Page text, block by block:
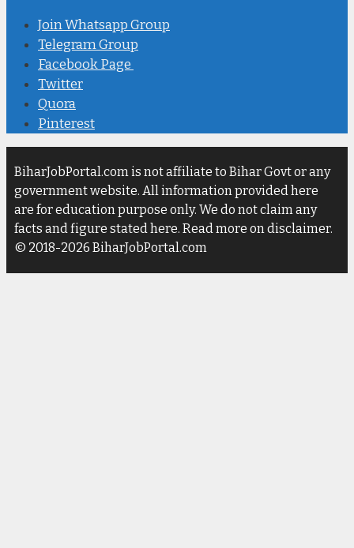
Join Whatsapp Group
Telegram Group
Facebook Page
Twitter
Quora
Pinterest
BiharJobPortal.com is not affiliate to Bihar Govt or any
government website. All information provided here
are for education purpose only. We do not claim any
facts and figure stated here. Read more on disclaimer.
© 2018-2026 BiharJobPortal.com